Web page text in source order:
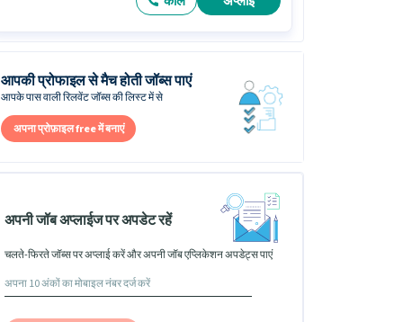
आपकी प्रोफाइल से मैच होती जॉब्स पाएं
आपके पास वाली रिलवेंट जॉब्स की लिस्ट में से
अपना प्रोफ़ाइल free में बनाएं
अपनी जॉब अप्लाईज पर अपडेट रहें
चलते-फिरते जॉब्स पर अप्लाई करें और अपनी जॉब एप्लिकेशन अपडेट्स पाएं